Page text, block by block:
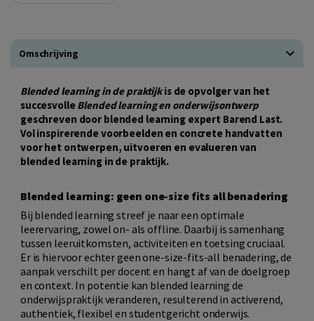
Omschrijving
Blended learning in de praktijkis de opvolger van het
succesvolleBlended learning en onderwijsontwerp
geschreven door blended learning expert Barend Last.
Vol inspirerende voorbeelden en concrete handvatten
voor het ontwerpen, uitvoeren en evalueren van
blended learning in de praktijk.
Blended learning: geen one-size fits all benadering
Bij blended learning streef je naar een optimale
leerervaring, zowel on- als offline. Daarbij is samenhang
tussen leeruitkomsten, activiteiten en toetsing cruciaal.
Er is hiervoor echter geen one-size-fits-all benadering, de
aanpak verschilt per docent en hangt af van de doelgroep
en context. In potentie kan blended learning de
onderwijspraktijk veranderen, resulterend in activerend,
authentiek, flexibel en studentgericht onderwijs.